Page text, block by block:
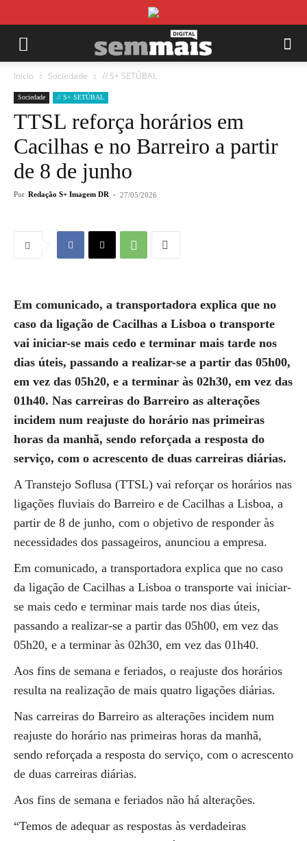
Início Sociedade // S+ SETÚBAL
Sociedade // S+ SETÚBAL
TTSL reforça horários em
Cacilhas e no Barreiro a partir
de 8 de junho
Por Redação S+ Imagem DR - 27/05/2026
Em comunicado, a transportadora explica que no
caso da ligação de Cacilhas a Lisboa o transporte
vai iniciar-se mais cedo e terminar mais tarde nos
dias úteis, passando a realizar-se a partir das 05h00,
em vez das 05h20, e a terminar às 02h30, em vez das
01h40. Nas carreiras do Barreiro as alterações
incidem num reajuste do horário nas primeiras
horas da manhã, sendo reforçada a resposta do
serviço, com o acrescento de duas carreiras diárias.
A Transtejo Soflusa (TTSL) vai reforçar os horários nas
ligações fluviais do Barreiro e de Cacilhas a Lisboa, a
partir de 8 de junho, com o objetivo de responder às
necessidades dos passageiros, anunciou a empresa.
Em comunicado, a transportadora explica que no caso
da ligação de Cacilhas a Lisboa o transporte vai iniciar-
se mais cedo e terminar mais tarde nos dias úteis,
passando a realizar-se a partir das 05h00, em vez das
05h20, e a terminar às 02h30, em vez das 01h40.
Aos fins de semana e feriados, o reajuste dos horários
resulta na realização de mais quatro ligações diárias.
Nas carreiras do Barreiro as alterações incidem num
reajuste do horário nas primeiras horas da manhã,
sendo reforçada a resposta do serviço, com o acrescento
de duas carreiras diárias.
Aos fins de semana e feriados não há alterações.
“Temos de adequar as respostas às verdadeiras